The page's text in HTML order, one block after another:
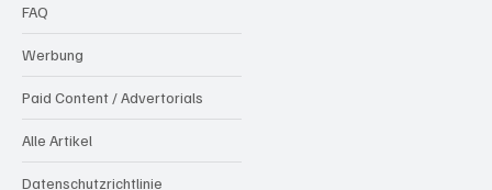
FAQ
Werbung
Paid Content / Advertorials
Alle Artikel
Datenschutzrichtlinie